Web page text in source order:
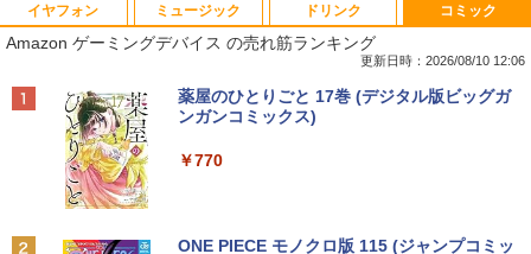
1
超得5,000円OFF&P10倍｜高性能Core i5
第10世代｜新生活応援 豪華特典付き｜最
大180日保証｜中古ノートパソコン Wind
15.6 テンキー付き｜中古ノートパソコン
第10世代｜ノートパソコン｜PC｜中古パ
1
中古パソコン 一体型 富士通 ESPRIMO F
H52/S FMVF52SW Windows10 Celeron
1005M 1.90GHz メモリ4GB 1TB 21.5イ
AN 3ヶ月保証 wd2685 中古
2
【★最大100%ポイント】おまかせ 中古
1
【エントリーで最大全額ポイント還元｜
8/11まで】 PHILIPS｜フィリップス USB
-C接続 PCモニター ブラック 24E1N130
イド /100Hz]
2
Philips｜フィリップス 液晶ディスプレ
1
おいしい！イラストレッスン クレパス
で描きました [ momo ]
￥1,518
イヤフォン
Anker Soundcore P40i オフホワイト
Anker Soundcore P31i ブラック
ミュージック
BRUCE WAYNE feat. Flo Milli, ATL Jacob
[Explicit]
￥250
BRUCE WAYNE feat. Flo Milli, ATL Jacob
ドリンク
by Amazon 天然水 ラベルレス 500ml ×24本
富士山の天然水 バナジウム含有 水 ミネラル
ットル (Smart Basic)
コミック
Amazon ゲーミングデバイス の売れ筋ランキング
更新日時：2026/08/10 12:06
薬屋のひとりごと 17巻 (デジタル版ビッグガ
ンガンコミックス)
￥770
ONE PIECE モノクロ版 115 (ジャンプコミッ